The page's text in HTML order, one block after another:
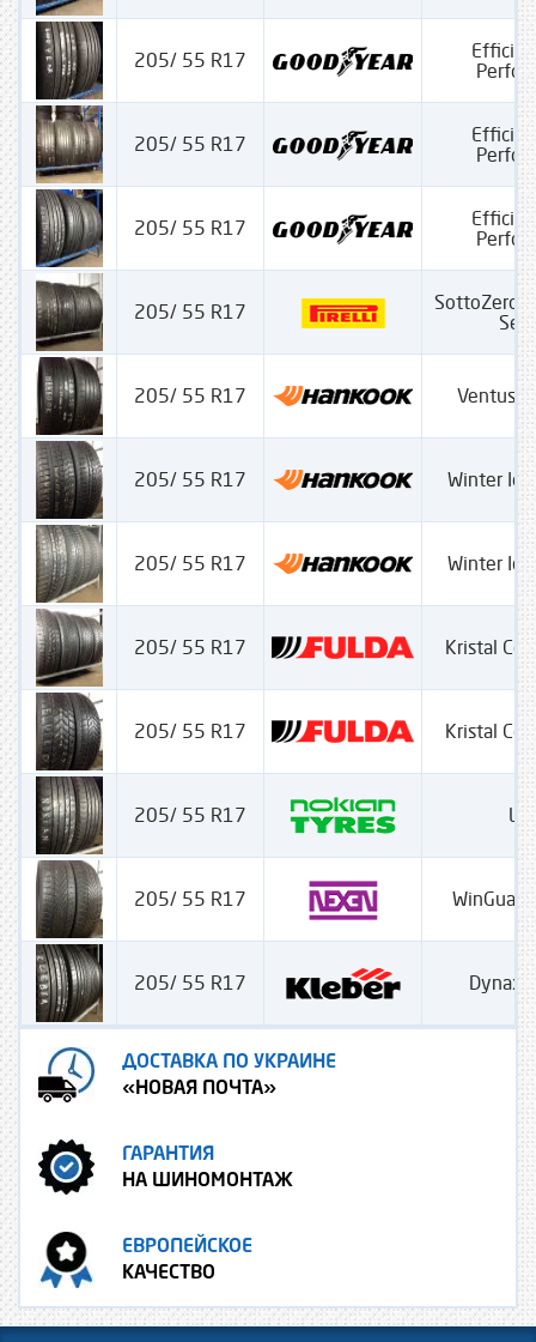
205/ 55 R17
205/ 55 R17
205/ 55 R17
205/ 55 R17
SottoZero
205/ 55 R17 Ventus
205/ 55 R17 Winter
205/ 55 R17 Winter
205/ 55 R17 Kristal
205/ 55 R17 Kristal
205/ 55 R17
205/ 55 R17
205/ 55 R17
ДОСТАВКА ПО УКРАИНЕ
«НОВАЯ ПОЧТА»
ГАРАНТИЯ
НА ШИНОМОНТАЖ
ЕВРОПЕЙСКОЕ
КАЧЕСТВО